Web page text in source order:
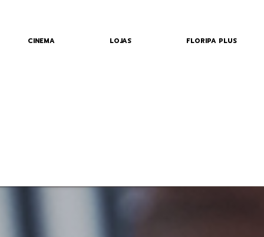
CINEMA LOJAS FLORIPA PLUS